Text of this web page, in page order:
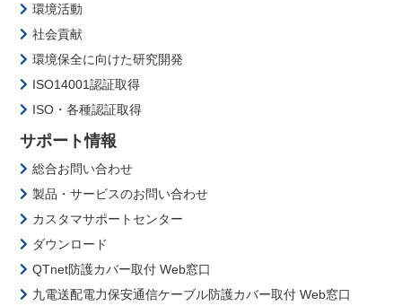
環境活動
社会貢献
環境保全に向けた研究開発
ISO14001認証取得
ISO・各種認証取得
サポート情報
総合お問い合わせ
製品・サービスのお問い合わせ
カスタマサポートセンター
ダウンロード
QTnet防護カバー取付 Web窓口
九電送配電力保安通信ケーブル防護カバー取付 Web窓口